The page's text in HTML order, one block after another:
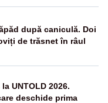
după caniculă. Doi
de trăsnet în râul
UNTOLD 2026.
deschide prima